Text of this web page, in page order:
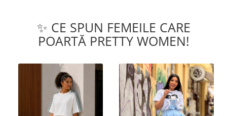
✨ CE SPUN FEMEILE CARE
POARTĂ PRETTY WOMEN!